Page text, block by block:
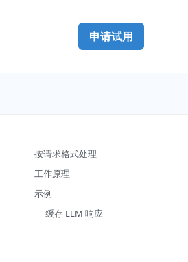
申请试用
按请求格式处理
工作原理
示例
缓存 LLM 响应